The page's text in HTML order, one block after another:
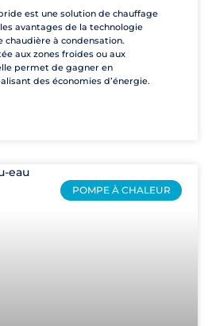
est une solution de chauffage
avantages de la technologie
chaudière à condensation.
aux zones froides ou aux
permet de gagner en
des économies d’énergie.
POMPE À CHALEUR